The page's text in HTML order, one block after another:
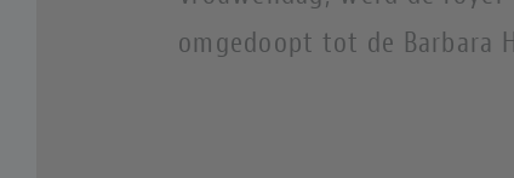
omgedoopt tot de Barbara